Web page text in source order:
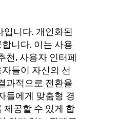
입니다. 개인화된
니다. 이는 사용
천, 사용자 인터페
들이 자신의 선
과적으로 전환율
들에게 맞춤형 경
제공할 수 있게 합